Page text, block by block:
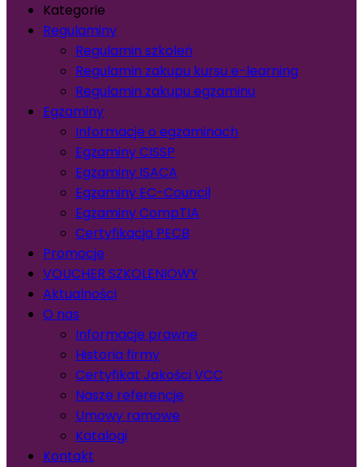
Kategorie
Regulaminy
Regulamin szkoleń
Regulamin zakupu kursu e-learning
Regulamin zakupu egzaminu
Egzaminy
Informacje o egzaminach
Egzaminy CISSP
Egzaminy ISACA
Egzaminy EC-Council
Egzaminy CompTIA
Certyfikacja PECB
Promocje
VOUCHER SZKOLENIOWY
Aktualności
O nas
Informacje prawne
Historia firmy
Certyfikat Jakości VCC
Nasze referencje
Umowy ramowe
Katalogi
Kontakt